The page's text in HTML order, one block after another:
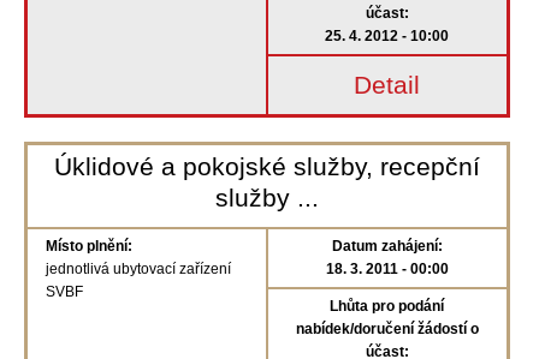
účast:
25. 4. 2012 - 10:00
Detail
Úklidové a pokojské služby, recepční
služby ...
Místo plnění:
jednotlivá ubytovací zařízení
SVBF
Datum zahájení:
18. 3. 2011 - 00:00
Lhůta pro podání
nabídek/doručení žádostí o
účast: